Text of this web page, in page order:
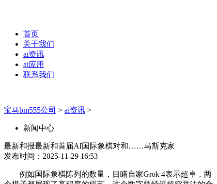
首页
关于我们
ai资讯
ai应用
联系我们
宝马bm555公司 > ai资讯 >
新闻中心
最新和报最新和首届AI国际象棋对和……马斯克家
发布时间：2025-11-29 16:53
例如国际象棋陈列的数量，目睹自家Grok 4表示超卓，两